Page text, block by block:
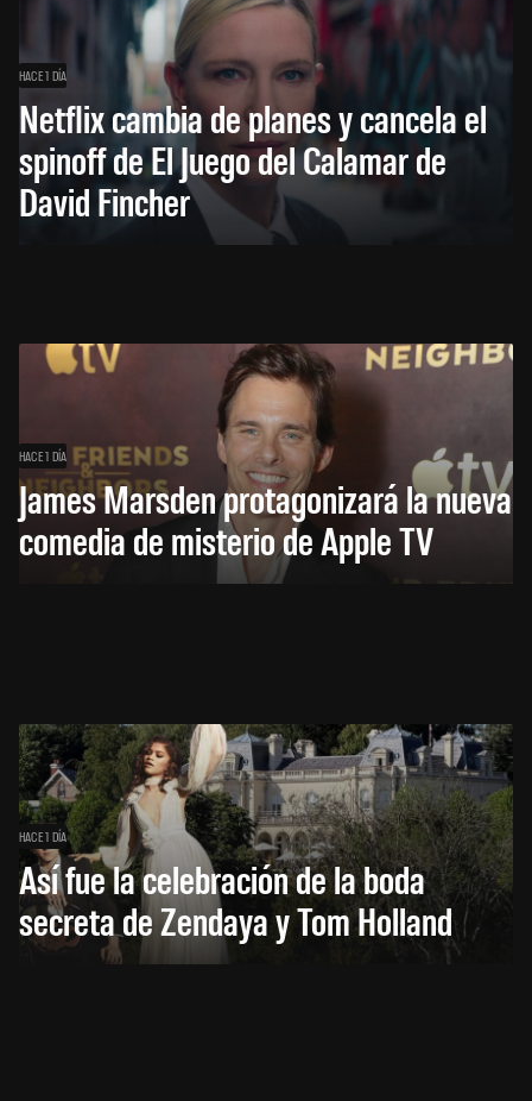
HACE 1 DÍA
Netflix cambia de planes y cancela el
spinoff de El Juego del Calamar de
David Fincher
HACE 1 DÍA
James Marsden protagonizará la nueva
comedia de misterio de Apple TV
HACE 1 DÍA
Así fue la celebración de la boda
secreta de Zendaya y Tom Holland